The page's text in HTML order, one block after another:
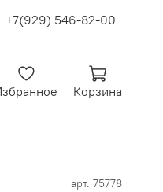
+7(929) 546-82-00
Корзина
арт. 75778